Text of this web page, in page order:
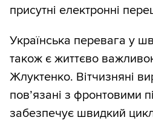
присутні електронні
Українська перевага у
також є життєво
Жлуктенко. Вітчизняні
пов’язані з фронтовими
забезпечує швидкий